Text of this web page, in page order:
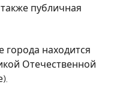
публичная
находится
Отечественной